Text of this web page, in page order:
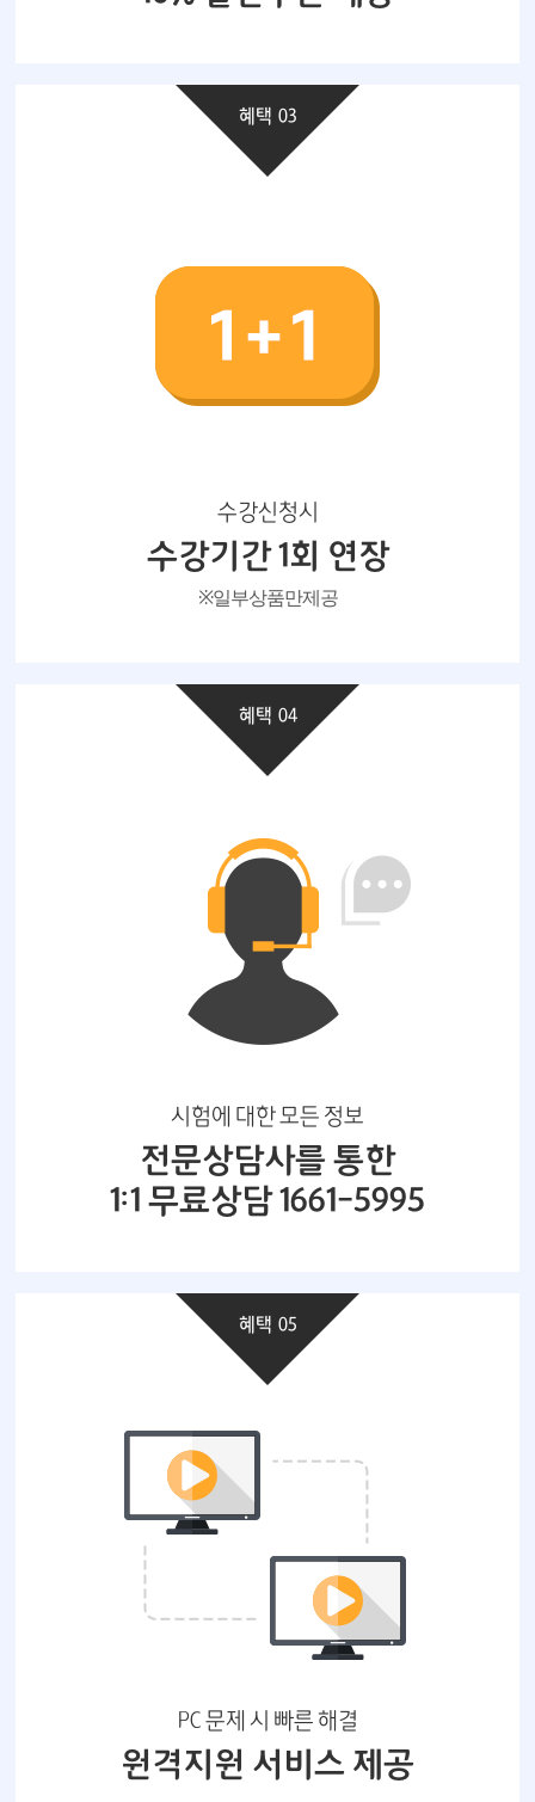
혜택 03
수강신청시
수강기간 1회 연장
※ 일부 상품만 제공
혜택 04
시험에 대한 모든 정보
전문상담사를 통한
1:1 무료상담 1661-5995
혜택 05
PC 문제 시 빠른 해결
원격지원 서비스 제공